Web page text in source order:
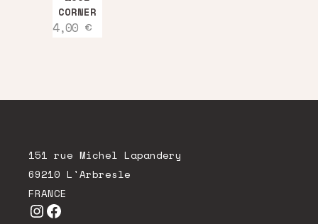
CORNER
4,00 €
151 rue Michel Lapandery
69210 L'Arbresle
FRANCE
Instagram Facebook